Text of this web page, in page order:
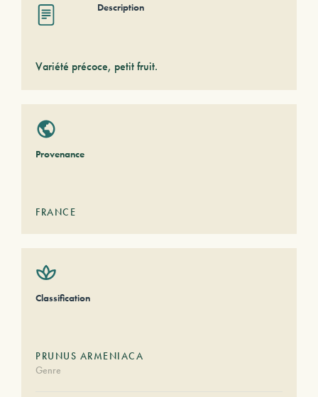
Description
Variété précoce, petit fruit.
Provenance
FRANCE
Classification
PRUNUS ARMENIACA
Genre